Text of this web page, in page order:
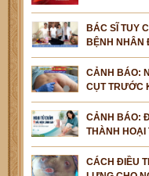
BÁC SĨ TUY
BỆNH NHÂN
CẢNH BÁO:
CỤT TRƯỚC
CẢNH BÁO:
THÀNH HOẠI
CÁCH ĐIỀU